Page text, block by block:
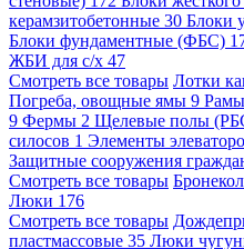
керамзитобетонные 30 Блоки
Блоки фундаментные (ФБС)
ЖБИ для с/х 47
Смотреть все товары Лотки
Погреба, овощные ямы 9
9 Фермы 2 Щелевые полы
силосов 1 Элементы
Защитные сооружения
Смотреть все товары
Люки 176
Смотреть все товары
пластмассовые 35 Люки